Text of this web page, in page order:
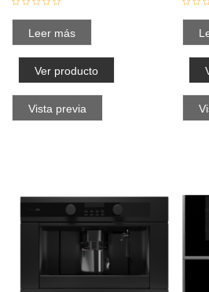
Leer más
Ver producto
Vista previa